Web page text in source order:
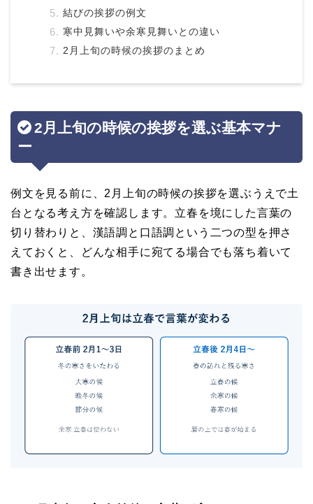
結びの挨拶の例文
寒中見舞いや余寒見舞いとの違い
2月上旬の時候の挨拶のまとめ
2月上旬の時候の挨拶を選ぶ基本マナ
ー
例文を見る前に、2月上旬の時候の挨拶を選ぶうえで土
台となる考え方を確認します。立春を境にした言葉の
切り替わりと、漢語調と口語調という二つの型を押さ
えておくと、どんな相手に宛てる場合でも落ち着いて
書き出せます。